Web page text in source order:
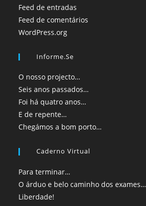
Feed de entradas
Feed de comentários
WordPress.org
Informe.se
O nosso projecto…
Seis anos passados…
Foi há quatro anos…
E de repente…
Chegámos a bom porto…
Caderno Virtual
Para terminar…
O árduo e belo caminho dos exames…
Liberdade!